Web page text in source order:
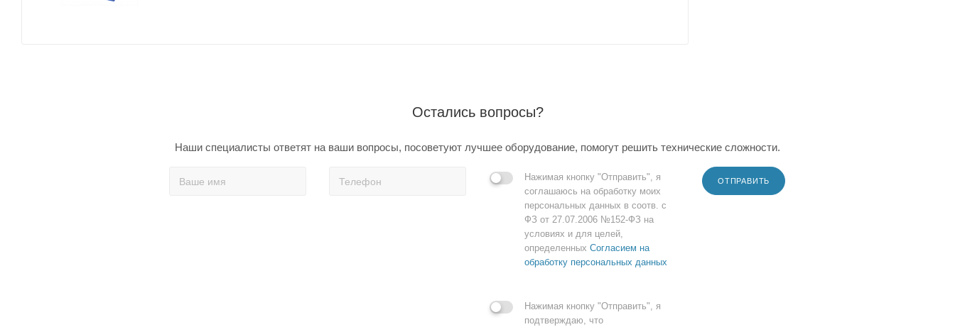
Остались вопросы?
Наши специалисты ответят на ваши вопросы, посоветуют лучшее оборудование, помогут решить технические сложности.
Нажимая кнопку "Отправить", я
соглашаюсь на обработку моих
персональных данных в соотв. с
ФЗ от 27.07.2006 №152-ФЗ на
условиях и для целей,
определенных Согласием на
обработку персональных данных
Нажимая кнопку "Отправить", я
подтверждаю, что
ОТПРАВИТЬ